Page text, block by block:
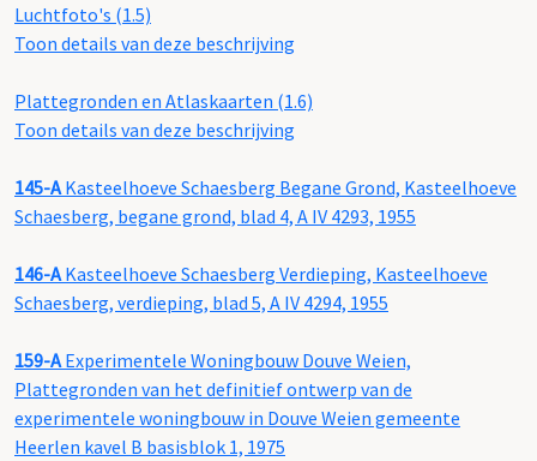
Luchtfoto's (1.5)
Toon details van deze beschrijving
Plattegronden en Atlaskaarten (1.6)
Toon details van deze beschrijving
145-AKasteelhoeve Schaesberg Begane Grond, Kasteelhoeve
Schaesberg, begane grond, blad 4, A IV 4293, 1955
146-AKasteelhoeve Schaesberg Verdieping, Kasteelhoeve
Schaesberg, verdieping, blad 5, A IV 4294, 1955
159-AExperimentele Woningbouw Douve Weien,
Plattegronden van het definitief ontwerp van de
experimentele woningbouw in Douve Weien gemeente
Heerlen kavel B basisblok 1, 1975